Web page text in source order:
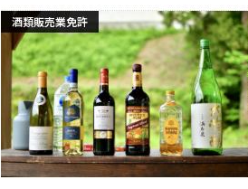
酒類販売業免許
対応地域
東京都・神奈川県・